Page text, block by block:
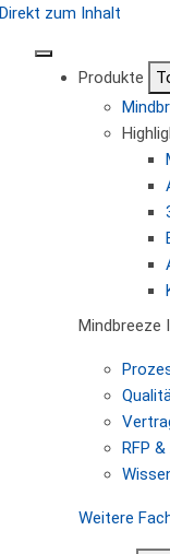
Direkt zum Inhalt
Produkte
Mindbreeze
RFP
Weitere